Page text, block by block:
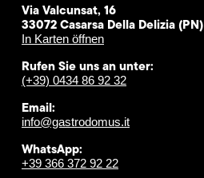
Via Valcunsat, 16
33072 Casarsa Della Delizia (PN)
In Karten öffnen
Rufen Sie uns an unter:
(+39) 0434 86 92 32
Email:
info@gastrodomus.it
WhatsApp:
+39 366 372 92 22